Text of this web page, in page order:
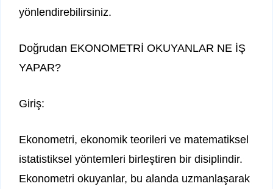
yönlendirebilirsiniz.
Doğrudan EKONOMETRİ OKUYANLAR NE İŞ
YAPAR?
Giriş:
Ekonometri, ekonomik teorileri ve matematiksel
istatistiksel yöntemleri birleştiren bir disiplindir.
Ekonometri okuyanlar, bu alanda uzmanlaşarak